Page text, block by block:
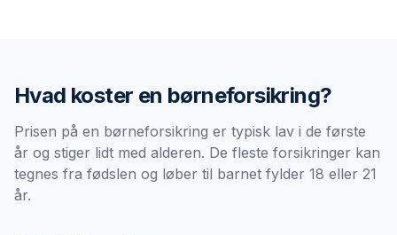
Hvad koster en børneforsikring?
Prisen på en børneforsikring er typisk lav i de første
år og stiger lidt med alderen. De fleste forsikringer kan
tegnes fra fødslen og løber til barnet fylder 18 eller 21
år.